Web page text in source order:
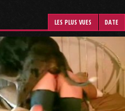
LES PLUS VUES DATE